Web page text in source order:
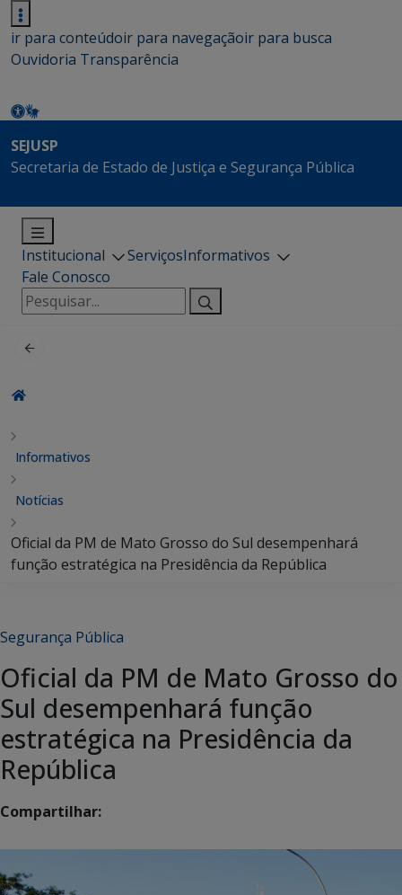
ir para conteúdoir para navegaçãoir para busca
Ouvidoria Transparência
SEJUSP
Secretaria de Estado de Justiça e Segurança Pública
Institucional ServiçosInformativos
Fale Conosco
Pesquisar
por:
Informativos
Notícias
Oficial da PM de Mato Grosso do Sul desempenhará
função estratégica na Presidência da República
Segurança Pública
Oficial da PM de Mato Grosso do
Sul desempenhará função
estratégica na Presidência da
República
Compartilhar: